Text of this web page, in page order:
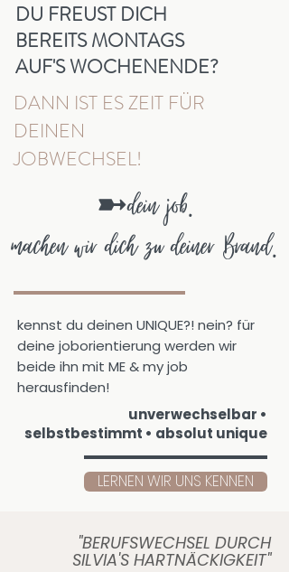
DU FREUST DICH
BEREITS MONTAGS
AUF'S WOCHENENDE?
DANN IST ES ZEIT FÜR
DEINEN
JOBWECHSEL!
➼dein job.
machen wir dich zu deiner Brand.
kennst du deinen UNIQUE?! nein? für
deine joborientierung werden wir
beide ihn mit ME & my job
herausfinden!
unverwechselbar •
selbstbestimmt • absolut unique
LERNEN WIR UNS KENNEN
"BERUFSWECHSEL DURCH
SILVIA'S HARTNÄCKIGKEIT"